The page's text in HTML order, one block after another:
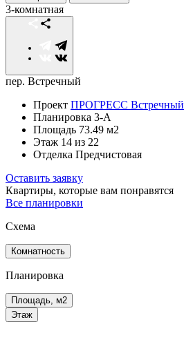
3-комнатная
пер. Встречный
Проект ПРОГРЕСС Встречный
Планировка 3-А
Площадь 73.49 м2
Этаж 14 из 22
Отделка Предчистовая
Оставить заявку
Квартиры, которые вам понравятся
Все планировки
Схема
Комнатность
Планировка
Площадь, м2
Этаж